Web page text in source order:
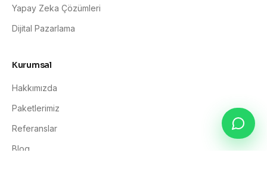
Yapay Zeka Çözümleri
Dijital Pazarlama
Kurumsal
Hakkımızda
Paketlerimiz
Referanslar
Blog